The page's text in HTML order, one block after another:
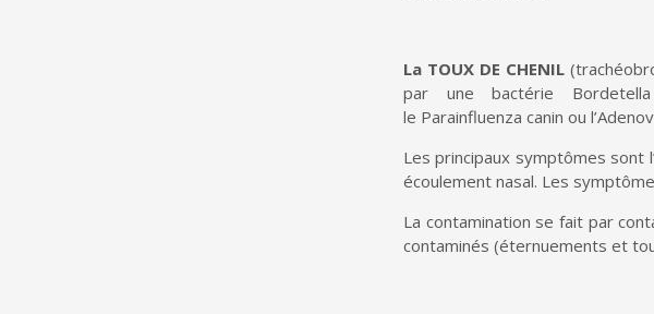
La TOUX DE CHENIL
par une bactérie
le Parainfluenza canin ou l’
Les principaux symptômes sont
écoulement nasal. Les
La contamination se fait par
contaminés (éternuements et